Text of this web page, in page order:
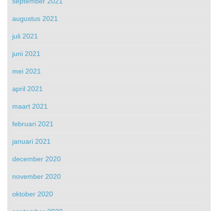
augustus 2021
juli 2021
juni 2021
mei 2021
april 2021
maart 2021
februari 2021
januari 2021
december 2020
november 2020
oktober 2020